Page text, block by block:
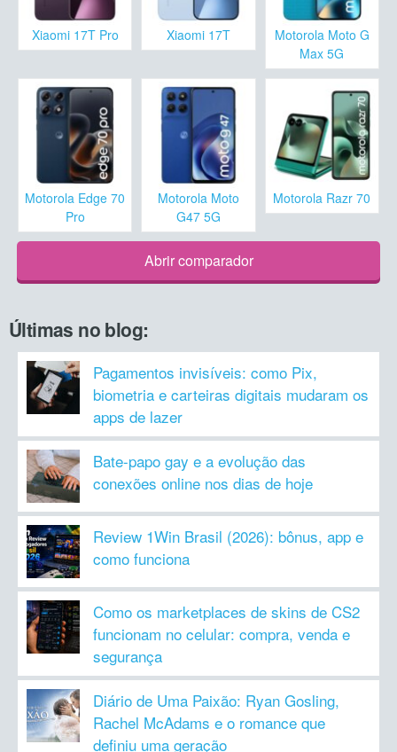
Xiaomi 17T Pro Xiaomi 17T
Motorola Moto G
Max 5G
Motorola Edge 70
Pro
Motorola Moto
G47 5G
Motorola Razr 70
Abrir comparador
Últimas no blog:
Pagamentos invisíveis: como Pix,
biometria e carteiras digitais mudaram os
apps de lazer
Bate-papo gay e a evolução das
conexões online nos dias de hoje
Review 1Win Brasil (2026): bônus, app e
como funciona
Como os marketplaces de skins de CS2
funcionam no celular: compra, venda e
segurança
Diário de Uma Paixão: Ryan Gosling,
Rachel McAdams e o romance que
definiu uma geração